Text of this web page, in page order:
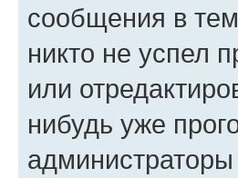
сообщения в
никто не успел
или
нибудь уже
администраторы